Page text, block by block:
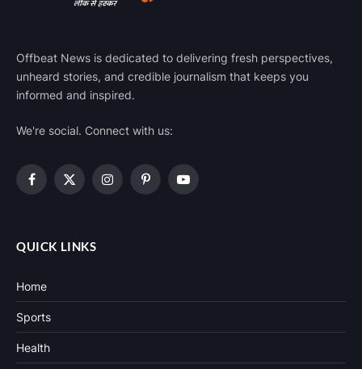
Offbeat News is dedicated to delivering fresh perspectives,
unheard stories, and credible journalism that keeps you
informed and inspired.
We're social. Connect with us:
Facebook
X
InstagramPinterestYouTube
QUICK LINKS
Home
Sports
Health